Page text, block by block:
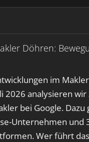
Döhren:
im
2026 analysieren wir
bei Google. Dazu
Unternehmen und
Wer führt